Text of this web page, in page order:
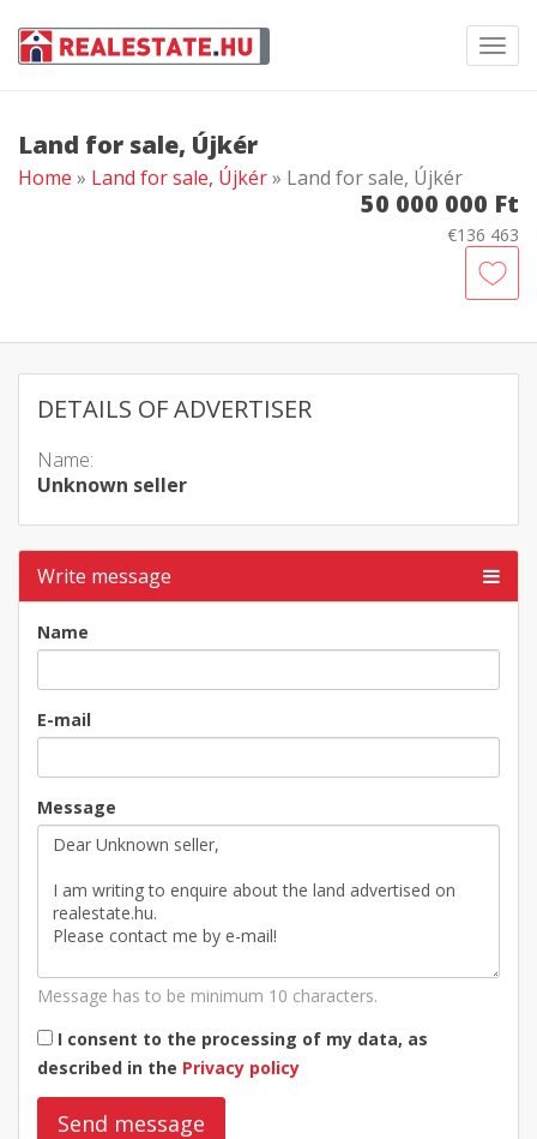
Land for sale, Újkér
Home » Land for sale, Újkér» Land for sale, Újkér
50 000 000 Ft
€136 463
DETAILS OF ADVERTISER
Name:
Unknown seller
Write message
Name
E-mail
Message
Message has to be minimum 10 characters.
I consent to the processing of my data, as
described in the Privacy policy
Send message